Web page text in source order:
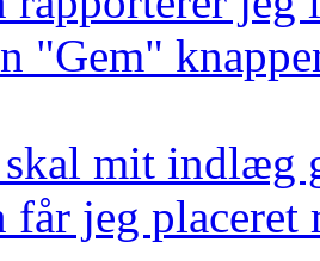
"Gem"
mit indlæg
får jeg placeret